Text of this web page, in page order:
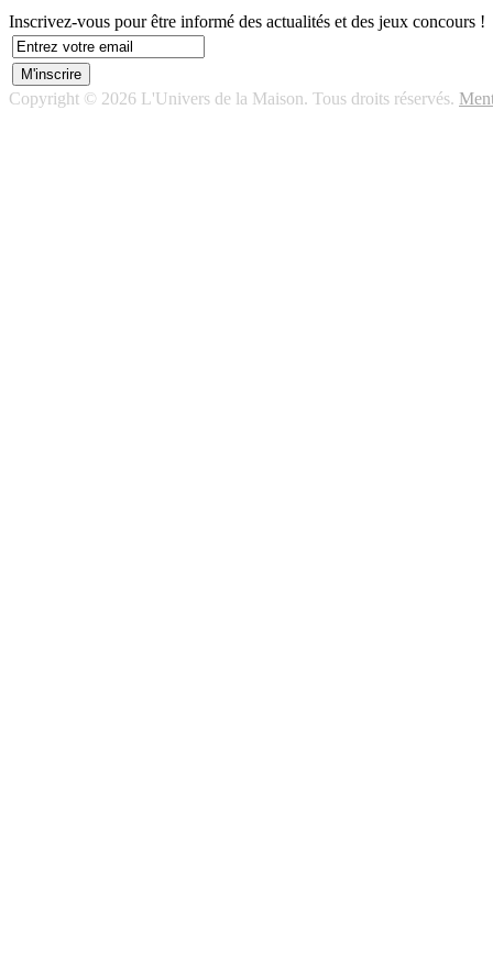
Inscrivez-vous pour être informé des actualités et des jeux concours !
Copyright © 2026 L'Univers de la Maison. Tous droits réservés.